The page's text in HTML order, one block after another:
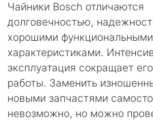
Чайники Bosch отличаются
долговечностью,
хорошими функциональными
характеристиками.
эксплуатация сокращает
работы. Заменить
новыми запчастями
невозможно, но можно